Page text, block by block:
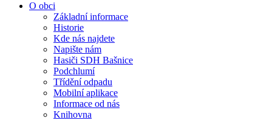
O obci
Základní informace
Historie
Kde nás najdete
Napište nám
Hasiči SDH Bašnice
Podchlumí
Třídění odpadu
Mobilní aplikace
Informace od nás
Knihovna